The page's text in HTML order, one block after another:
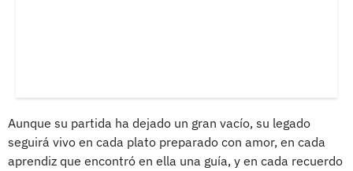
Aunque su partida ha dejado un gran vacío, su legado
seguirá vivo en cada plato preparado con amor, en cada
aprendiz que encontró en ella una guía, y en cada recuerdo